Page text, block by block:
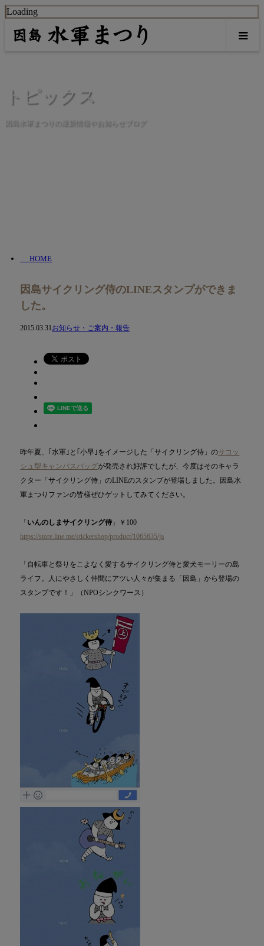
Loading
トピックス
因島水軍まつりの最新情報やお知らせブログ
HOME
ブログ
お知らせ・ご案内・報告
因島サイクリング侍のLINEスタンプができま
した。
2015.03.31お知らせ・ご案内・報告
昨年夏、｢水軍｣と｢小早｣をイメージした「サイクリング侍」のサコッ
シュ型キャンバスバッグが発売され好評でしたが、今度はそのキャラ
クター「サイクリング侍」のLINEのスタンプが登場しました。因島水
軍まつりファンの皆様ぜひゲットしてみてください。
「 いんのしまサイクリング侍 」￥100
https://store.line.me/stickershop/product/1065635/ja
「自転車と祭りをこよなく愛するサイクリング侍と愛犬モーリーの島
ライフ。人にやさしく仲間にアツい人々が集まる「因島」から登場の
スタンプです！」（NPOシンクワース）